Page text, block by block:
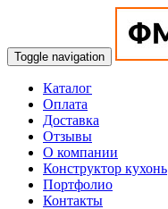
Toggle navigation
Каталог
Оплата
Доставка
Отзывы
О компании
Конструктор кухонь
Портфолио
Контакты